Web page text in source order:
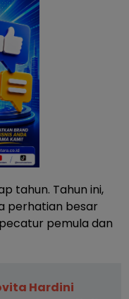
tahun. Tahun ini,
perhatian besar
pemula dan
Hardini